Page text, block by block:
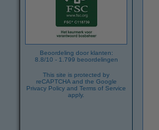
Beoordeling door klanten:
8.8/10 - 1.799 beoordelingen
This site is protected by
reCAPTCHA and the Google
Privacy Policy and Terms of Service
apply.